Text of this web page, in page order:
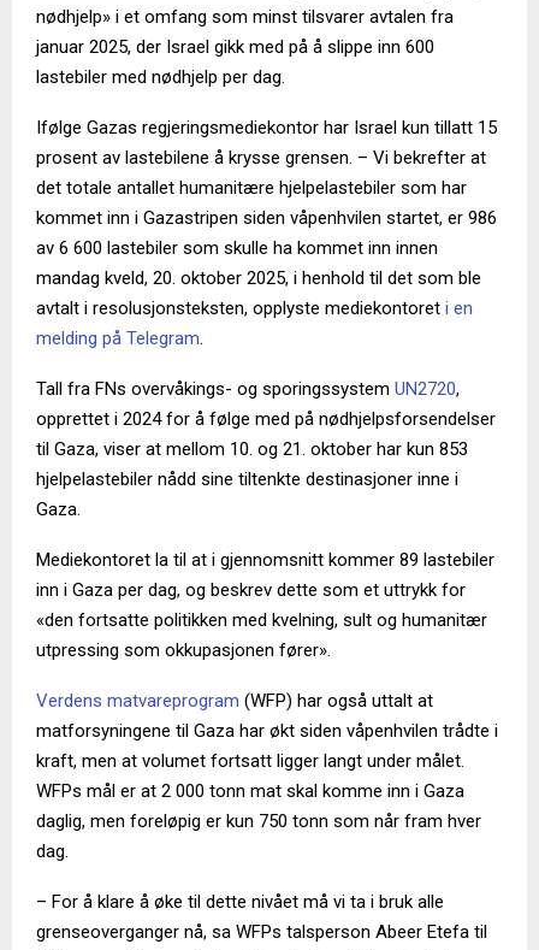
nødhjelp» i et omfang som minst tilsvarer avtalen fra
januar 2025, der Israel gikk med på å slippe inn 600
lastebiler med nødhjelp per dag.
Ifølge Gazas regjeringsmediekontor har Israel kun tillatt 15
prosent av lastebilene å krysse grensen. – Vi bekrefter at
det totale antallet humanitære hjelpelastebiler som har
kommet inn i Gazastripen siden våpenhvilen startet, er 986
av 6 600 lastebiler som skulle ha kommet inn innen
mandag kveld, 20. oktober 2025, i henhold til det som ble
avtalt i resolusjonsteksten, opplyste mediekontoret i en
melding på Telegram.
Tall fra FNs overvåkings- og sporingssystem UN2720,
opprettet i 2024 for å følge med på nødhjelpsforsendelser
til Gaza, viser at mellom 10. og 21. oktober har kun 853
hjelpelastebiler nådd sine tiltenkte destinasjoner inne i
Gaza.
Mediekontoret la til at i gjennomsnitt kommer 89 lastebiler
inn i Gaza per dag, og beskrev dette som et uttrykk for
«den fortsatte politikken med kvelning, sult og humanitær
utpressing som okkupasjonen fører».
Verdens matvareprogram (WFP) har også uttalt at
matforsyningene til Gaza har økt siden våpenhvilen trådte i
kraft, men at volumet fortsatt ligger langt under målet.
WFPs mål er at 2 000 tonn mat skal komme inn i Gaza
daglig, men foreløpig er kun 750 tonn som når fram hver
dag.
– For å klare å øke til dette nivået må vi ta i bruk alle
grenseoverganger nå, sa WFPs talsperson Abeer Etefa til